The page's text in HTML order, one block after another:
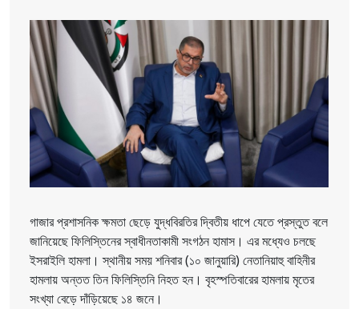
গাজার প্রশাসনিক ক্ষমতা ছেড়ে যুদ্ধবিরতির দ্বিতীয় ধাপে যেতে প্রস্তুত বলে
জানিয়েছে ফিলিস্তিনের স্বাধীনতাকামী সংগঠন হামাস। এর মধ্যেও চলছে
ইসরাইলি হামলা। স্থানীয় সময় শনিবার (১০ জানুয়ারি) নেতানিয়াহু বাহিনীর
হামলায় অন্তত তিন ফিলিস্তিনি নিহত হন। বৃহস্পতিবারের হামলায় মৃতের
সংখ্যা বেড়ে দাঁড়িয়েছে ১৪ জনে।